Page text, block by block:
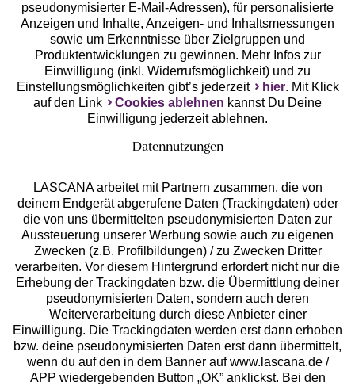
Unsere Apps
Services
Beratung
Über uns
Rechtliches
pseudonymisierter E-Mail-Adressen), für personalisierte
Anzeigen und Inhalte, Anzeigen- und Inhaltsmessungen
sowie um Erkenntnisse über Zielgruppen und
Produktentwicklungen zu gewinnen. Mehr Infos zur
Einwilligung (inkl. Widerrufsmöglichkeit) und zu
Einstellungsmöglichkeiten gibt’s jederzeit
hier. Mit Klick
auf den Link
Cookies ablehnen kannst Du Deine
Einwilligung jederzeit ablehnen.
Datennutzungen
LASCANA arbeitet mit Partnern zusammen, die von
deinem Endgerät abgerufene Daten (Trackingdaten) oder
die von uns übermittelten pseudonymisierten Daten zur
Aussteuerung unserer Werbung sowie auch zu eigenen
Zwecken (z.B. Profilbildungen) / zu Zwecken Dritter
verarbeiten. Vor diesem Hintergrund erfordert nicht nur die
Erhebung der Trackingdaten bzw. die Übermittlung deiner
pseudonymisierten Daten, sondern auch deren
Weiterverarbeitung durch diese Anbieter einer
Einwilligung. Die Trackingdaten werden erst dann erhoben
bzw. deine pseudonymisierten Daten erst dann übermittelt,
wenn du auf den in dem Banner auf www.lascana.de /
APP wiedergebenden Button „OK” anklickst. Bei den